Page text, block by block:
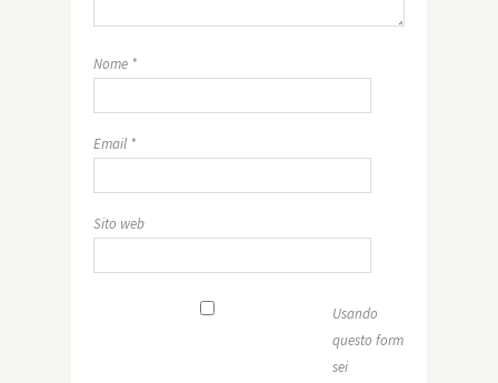
Nome *
Email *
Sito web
Usando
questo form
sei